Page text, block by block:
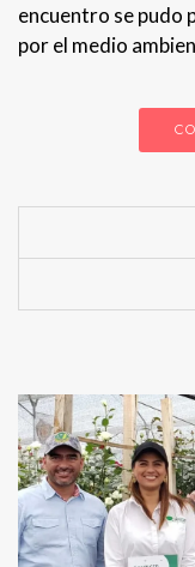
encuentro se pudo
por el medio